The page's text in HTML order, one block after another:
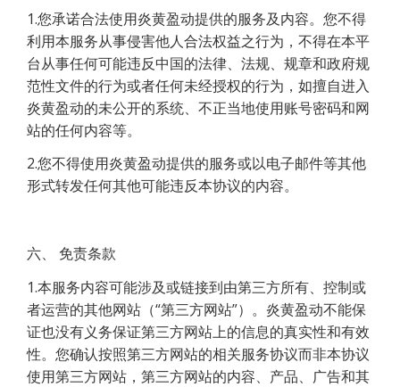
1.您承诺合法使用炎黄盈动提供的服务及内容。您不得
利用本服务从事侵害他人合法权益之行为，不得在本平
台从事任何可能违反中国的法律、法规、规章和政府规
范性文件的行为或者任何未经授权的行为，如擅自进入
炎黄盈动的未公开的系统、不正当地使用账号密码和网
站的任何内容等。
2.您不得使用炎黄盈动提供的服务或以电子邮件等其他
形式转发任何其他可能违反本协议的内容。
六、 免责条款
1.本服务内容可能涉及或链接到由第三方所有、控制或
者运营的其他网站（“第三方网站”）。炎黄盈动不能保
证也没有义务保证第三方网站上的信息的真实性和有效
性。您确认按照第三方网站的相关服务协议而非本协议
使用第三方网站，第三方网站的内容、产品、广告和其